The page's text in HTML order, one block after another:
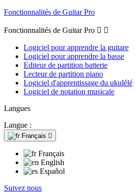
Fonctionnalités de Guitar Pro
Fonctionnalités de Guitar Pro  
Logiciel pour apprendre la guitare
Logiciel pour apprendre la basse
Editeur de partition batterie
Lecteur de partition piano
Logiciel d'apprentissage du ukulélé
Logiciel de notation musicale
Langues
Langue :
Français 
Français
English
Español
Suivez nous